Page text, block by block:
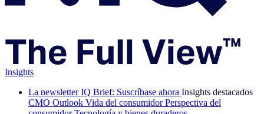
Insights
La newsletter IQ Brief: Suscríbase ahora Insights destacados
CMO Outlook Vida del consumidor Perspectiva del